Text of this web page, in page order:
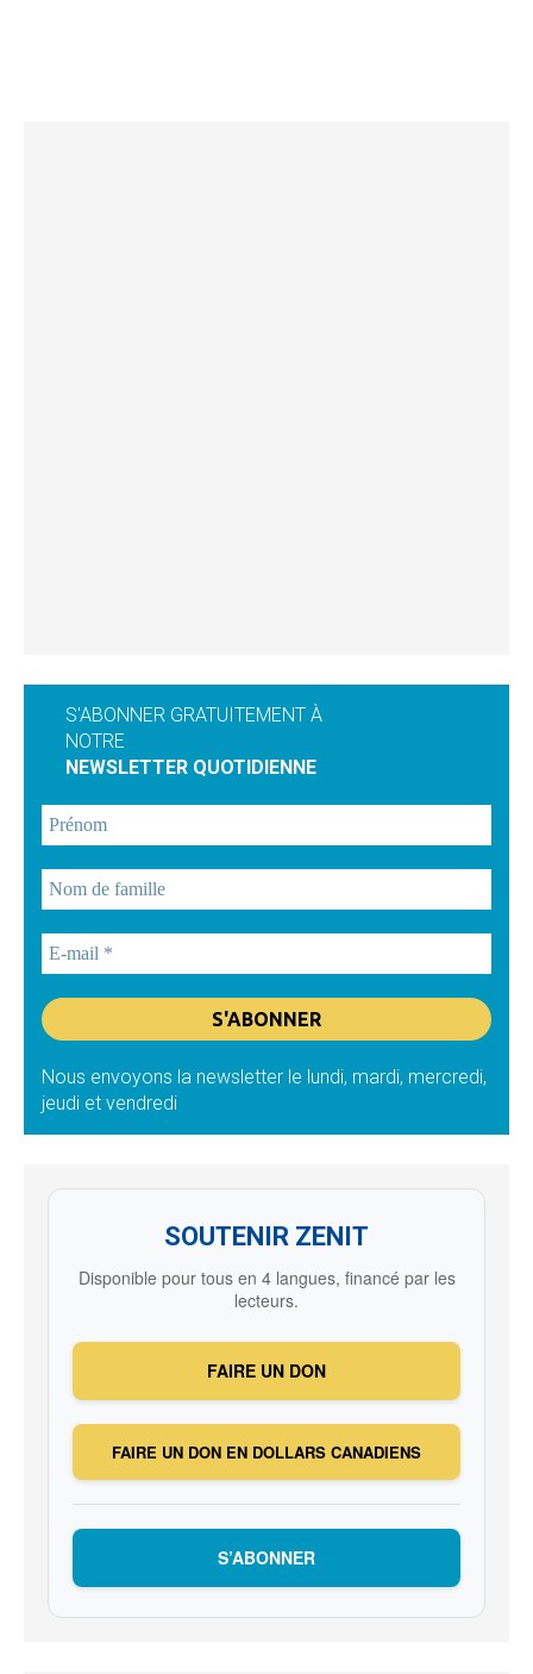
S'ABONNER GRATUITEMENT À
NOTRE
NEWSLETTER QUOTIDIENNE
Nous envoyons la newsletter le lundi, mardi, mercredi,
jeudi et vendredi
SOUTENIR ZENIT
Disponible pour tous en 4 langues, financé par les
lecteurs.
FAIRE UN DON
FAIRE UN DON EN DOLLARS CANADIENS
S’ABONNER